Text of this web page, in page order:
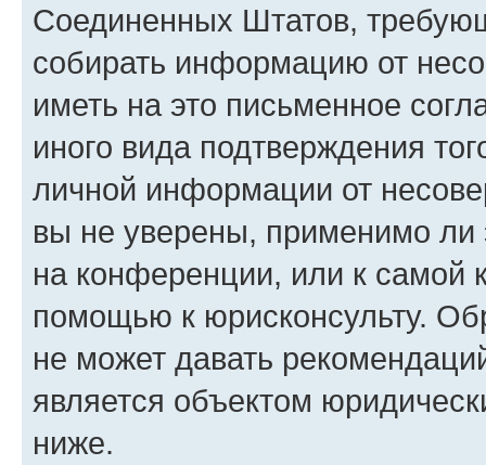
Соединенных Штатов,
собирать информацию от
иметь на это письменное
иного вида подтверждения
личной информации от
вы не уверены, применимо ли
на конференции, или к самой
помощью к юрисконсульту.
не может давать
является объектом
ниже.